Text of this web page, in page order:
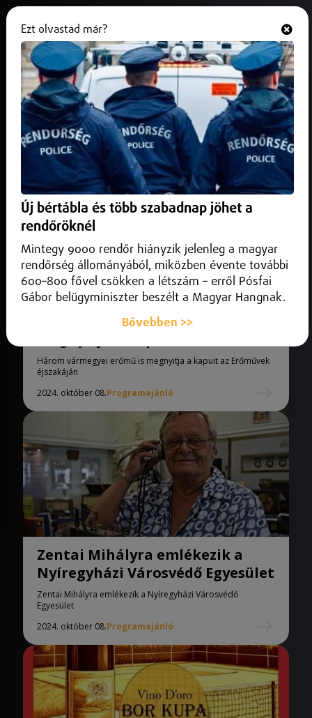
Programajánló
Három vármegyei erőmű is
éjszakáján
Három vármegyei erőmű is megnyitja a kapuit az Erőművek
éjszakáján
2024. október 08.Programajánló
Zentai Mihályra emlékezik a
Nyíregyházi Városvédő Egyesület
Zentai Mihályra emlékezik a Nyíregyházi Városvédő
Egyesület
2024. október 08.Programajánló
Ezt olvastad már?
Új bértábla és több szabadnap jöhet a
rendőröknél
Mintegy 9000 rendőr hiányzik jelenleg a magyar
rendőrség állományából, miközben évente további
600–800 fővel csökken a létszám – erről Pósfai
Gábor belügyminiszter beszélt a Magyar Hangnak.
Bővebben >>